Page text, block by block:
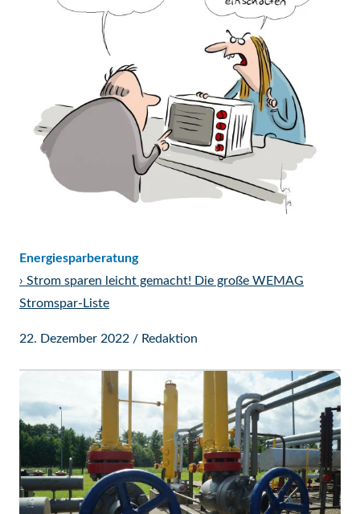
Energiesparberatung
› Strom sparen leicht gemacht! Die große WEMAG
Stromspar-Liste
22. Dezember 2022 / Redaktion